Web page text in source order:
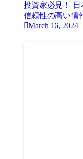
投資家必見！ 日
信頼性の高い情
March 16, 2024